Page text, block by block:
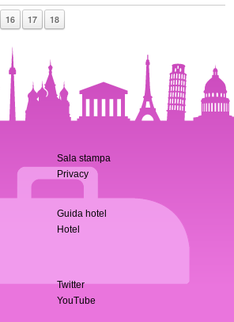
16 17 18
Sala stampa
Privacy
Guida hotel
Hotel
Twitter
YouTube